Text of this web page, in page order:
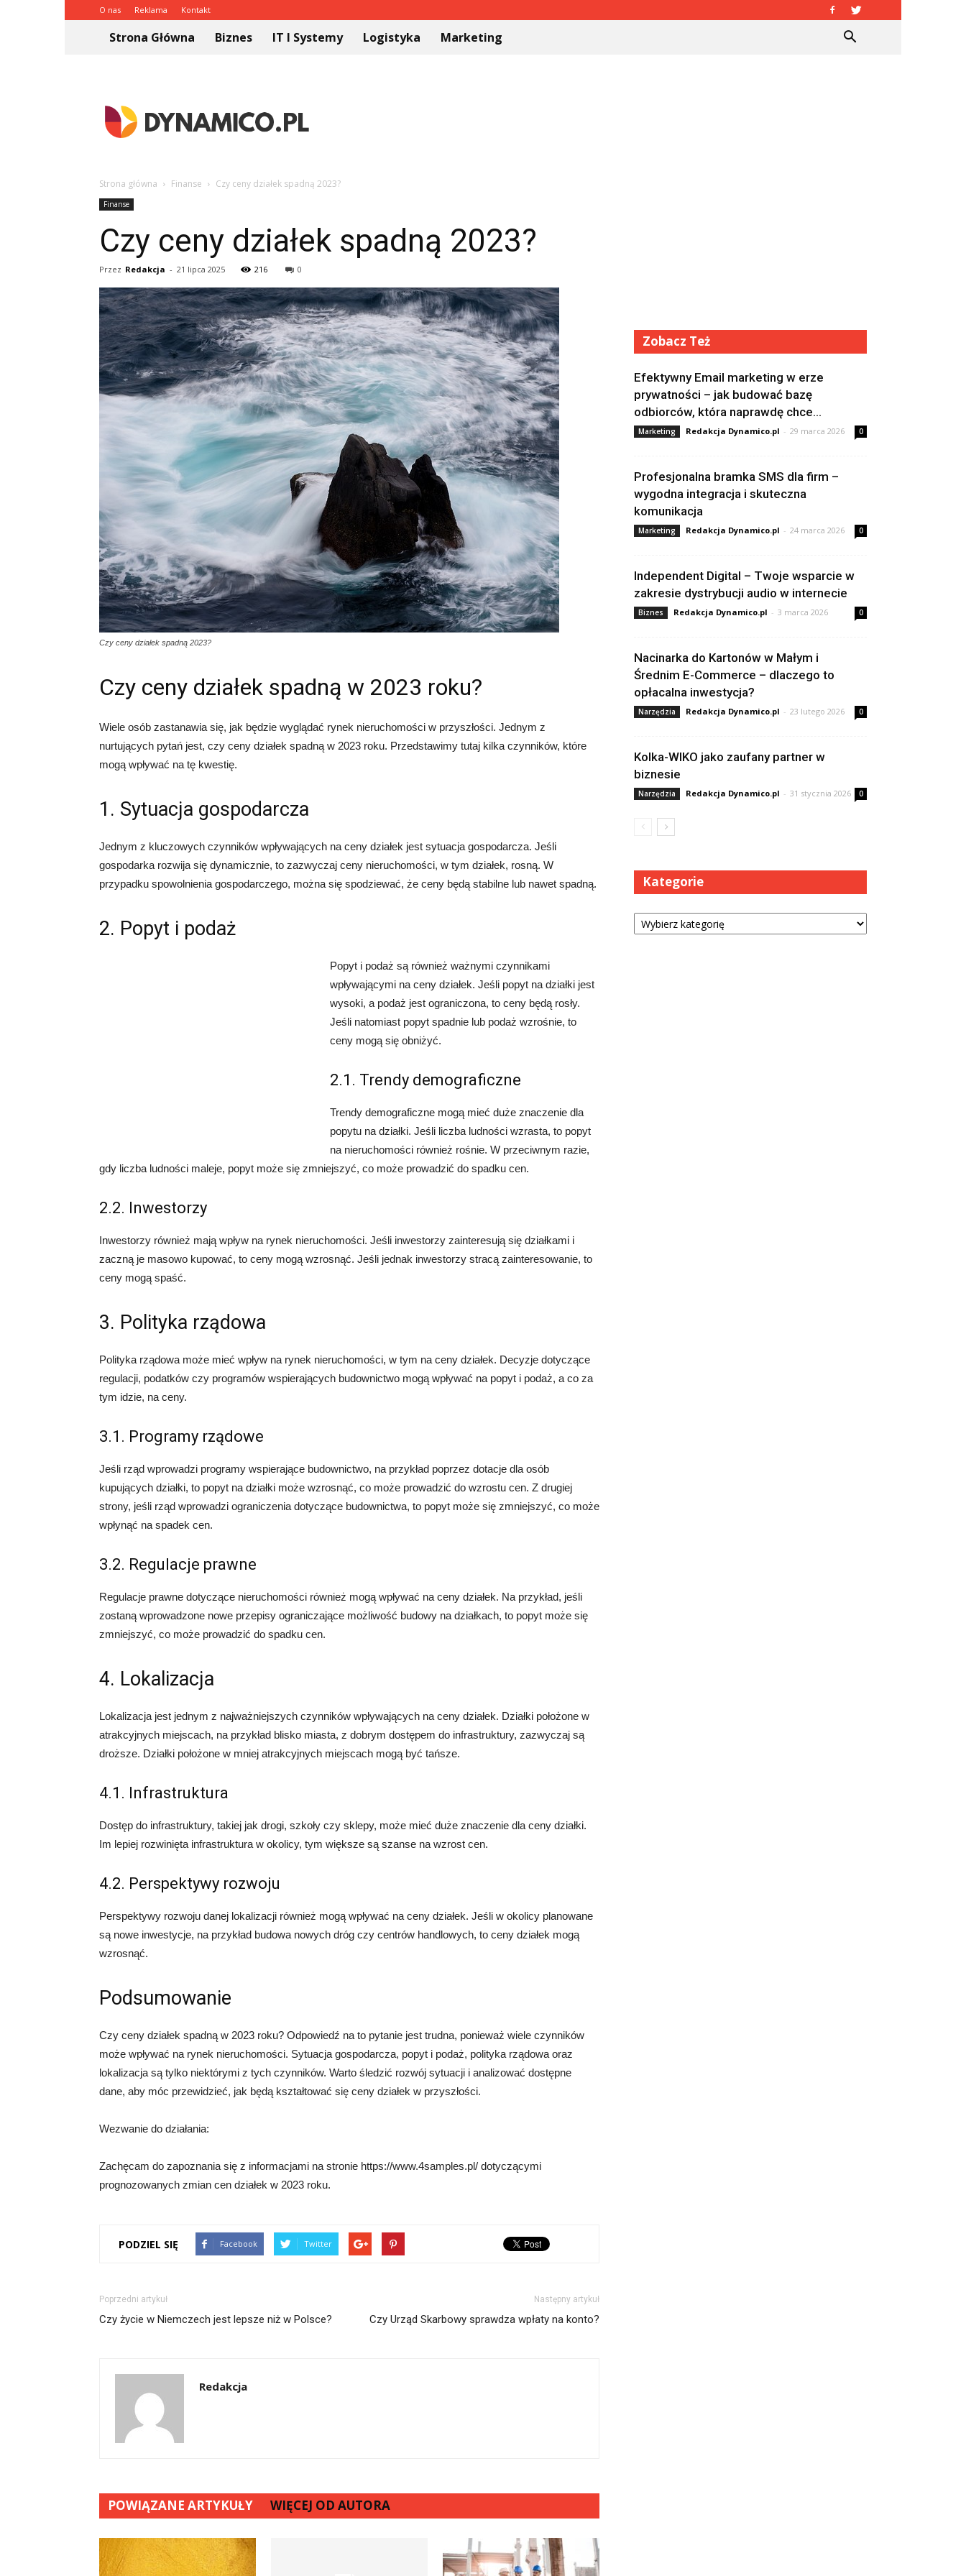
O nas Reklama Kontakt
Strona Główna Biznes IT I Systemy Logistyka Marketing
Strona główna Finanse Czy ceny działek spadną 2023?
Finanse
Czy ceny działek spadną 2023?
Przez Redakcja - 21 lipca 2025 216 0
Czy ceny działek spadną 2023?
Czy ceny działek spadną w 2023 roku?
Wiele osób zastanawia się, jak będzie wyglądać rynek nieruchomości w przyszłości. Jednym z
nurtujących pytań jest, czy ceny działek spadną w 2023 roku. Przedstawimy tutaj kilka czynników, które
mogą wpływać na tę kwestię.
1. Sytuacja gospodarcza
Jednym z kluczowych czynników wpływających na ceny działek jest sytuacja gospodarcza. Jeśli
gospodarka rozwija się dynamicznie, to zazwyczaj ceny nieruchomości, w tym działek, rosną. W
przypadku spowolnienia gospodarczego, można się spodziewać, że ceny będą stabilne lub nawet spadną.
2. Popyt i podaż
Popyt i podaż są również ważnymi czynnikami
wpływającymi na ceny działek. Jeśli popyt na działki jest
wysoki, a podaż jest ograniczona, to ceny będą rosły.
Jeśli natomiast popyt spadnie lub podaż wzrośnie, to
ceny mogą się obniżyć.
2.1. Trendy demograficzne
Trendy demograficzne mogą mieć duże znaczenie dla
popytu na działki. Jeśli liczba ludności wzrasta, to popyt
na nieruchomości również rośnie. W przeciwnym razie,
gdy liczba ludności maleje, popyt może się zmniejszyć, co może prowadzić do spadku cen.
2.2. Inwestorzy
Inwestorzy również mają wpływ na rynek nieruchomości. Jeśli inwestorzy zainteresują się działkami i
zaczną je masowo kupować, to ceny mogą wzrosnąć. Jeśli jednak inwestorzy stracą zainteresowanie, to
ceny mogą spaść.
3. Polityka rządowa
Polityka rządowa może mieć wpływ na rynek nieruchomości, w tym na ceny działek. Decyzje dotyczące
regulacji, podatków czy programów wspierających budownictwo mogą wpływać na popyt i podaż, a co za
tym idzie, na ceny.
3.1. Programy rządowe
Jeśli rząd wprowadzi programy wspierające budownictwo, na przykład poprzez dotacje dla osób
kupujących działki, to popyt na działki może wzrosnąć, co może prowadzić do wzrostu cen. Z drugiej
strony, jeśli rząd wprowadzi ograniczenia dotyczące budownictwa, to popyt może się zmniejszyć, co może
wpłynąć na spadek cen.
3.2. Regulacje prawne
Regulacje prawne dotyczące nieruchomości również mogą wpływać na ceny działek. Na przykład, jeśli
zostaną wprowadzone nowe przepisy ograniczające możliwość budowy na działkach, to popyt może się
zmniejszyć, co może prowadzić do spadku cen.
4. Lokalizacja
Lokalizacja jest jednym z najważniejszych czynników wpływających na ceny działek. Działki położone w
atrakcyjnych miejscach, na przykład blisko miasta, z dobrym dostępem do infrastruktury, zazwyczaj są
droższe. Działki położone w mniej atrakcyjnych miejscach mogą być tańsze.
4.1. Infrastruktura
Dostęp do infrastruktury, takiej jak drogi, szkoły czy sklepy, może mieć duże znaczenie dla ceny działki.
Im lepiej rozwinięta infrastruktura w okolicy, tym większe są szanse na wzrost cen.
4.2. Perspektywy rozwoju
Perspektywy rozwoju danej lokalizacji również mogą wpływać na ceny działek. Jeśli w okolicy planowane
są nowe inwestycje, na przykład budowa nowych dróg czy centrów handlowych, to ceny działek mogą
wzrosnąć.
Podsumowanie
Czy ceny działek spadną w 2023 roku? Odpowiedź na to pytanie jest trudna, ponieważ wiele czynników
może wpływać na rynek nieruchomości. Sytuacja gospodarcza, popyt i podaż, polityka rządowa oraz
lokalizacja są tylko niektórymi z tych czynników. Warto śledzić rozwój sytuacji i analizować dostępne
dane, aby móc przewidzieć, jak będą kształtować się ceny działek w przyszłości.
Wezwanie do działania:
Zachęcam do zapoznania się z informacjami na stronie https://www.4samples.pl/ dotyczącymi
prognozowanych zmian cen działek w 2023 roku.
PODZIEL SIĘ Facebook Twitter
Poprzedni artykuł
Czy życie w Niemczech jest lepsze niż w Polsce?
Następny artykuł
Czy Urząd Skarbowy sprawdza wpłaty na konto?
Redakcja
POWIĄZANE ARTYKUŁY WIĘCEJ OD AUTORA
Zobacz Też
Efektywny Email marketing w erze
prywatności – jak budować bazę
odbiorców, która naprawdę chce...
Marketing Redakcja Dynamico.pl - 29 marca 2026 0
Profesjonalna bramka SMS dla firm –
wygodna integracja i skuteczna
komunikacja
Marketing Redakcja Dynamico.pl - 24 marca 2026 0
Independent Digital – Twoje wsparcie w
zakresie dystrybucji audio w internecie
Biznes Redakcja Dynamico.pl - 3 marca 2026 0
Nacinarka do Kartonów w Małym i
Średnim E-Commerce – dlaczego to
opłacalna inwestycja?
Narzędzia Redakcja Dynamico.pl - 23 lutego 2026 0
Kolka-WIKO jako zaufany partner w
biznesie
Narzędzia Redakcja Dynamico.pl - 31 stycznia 2026 0
Kategorie
Kategorie